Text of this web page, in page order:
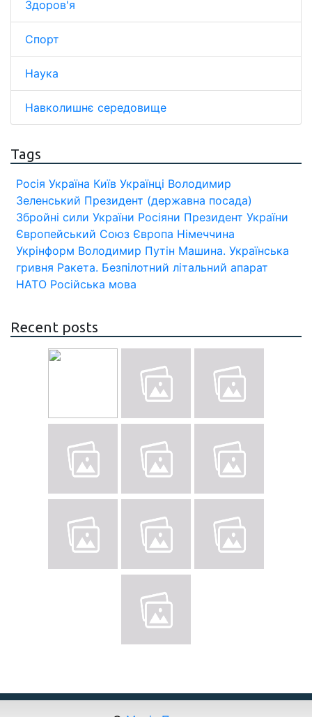
Здоров'я
Спорт
Наука
Навколишнє середовище
Tags
Росія Україна Київ Українці Володимир
Зеленський Президент (державна посада)
Збройні сили України Росіяни Президент України
Європейський Союз Європа Німеччина
Укрінформ Володимир Путін Машина. Українська
гривня Ракета. Безпілотний літальний апарат
НАТО Російська мова
Recent posts